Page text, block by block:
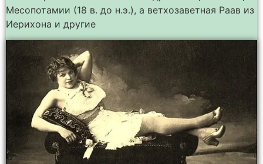
Месопотамии (18 в. до н.э.), а ветхозаветная Раав из
Иерихона и другие